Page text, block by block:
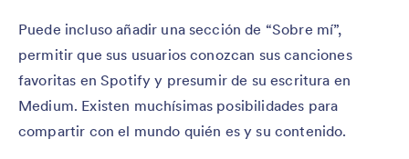
Puede incluso añadir una sección de “Sobre mí”,
permitir que sus usuarios conozcan sus canciones
favoritas en Spotify y presumir de su escritura en
Medium. Existen muchísimas posibilidades para
compartir con el mundo quién es y su contenido.